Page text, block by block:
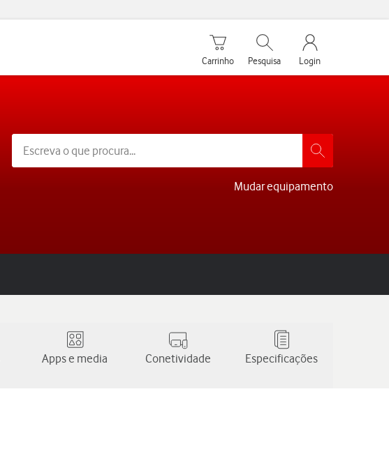
Carrinho de compras
Carrinho
Pesquisar
Pesquisa
My Vodafone
Login
Mudar equipamento
Apps e media Conetividade Especificações